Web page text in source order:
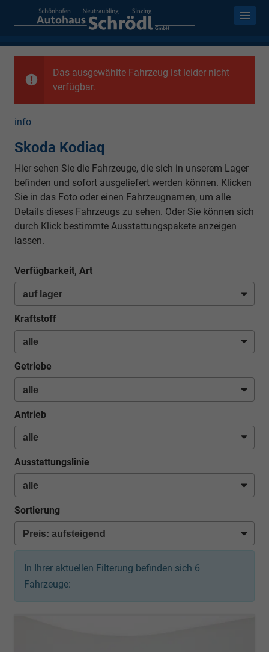
Das ausgewählte Fahrzeug ist leider nicht
verfügbar.
info
Skoda Kodiaq
Hier sehen Sie die Fahrzeuge, die sich in unserem Lager
befinden und sofort ausgeliefert werden können. Klicken
Sie in das Foto oder einen Fahrzeugnamen, um alle
Details dieses Fahrzeugs zu sehen. Oder Sie können sich
durch Klick bestimmte Ausstattungspakete anzeigen
lassen.
Verfügbarkeit, Art
Kraftstoff
Getriebe
Antrieb
Ausstattungslinie
Sortierung
In Ihrer aktuellen Filterung befinden sich 6
Fahrzeuge: